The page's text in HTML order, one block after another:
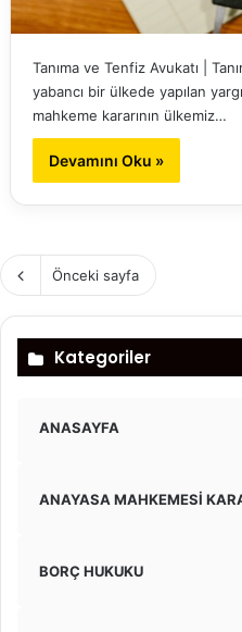
Tanıma ve Tenfiz Avukatı |
yabancı bir ülkede yapılan
mahkeme kararının ülkemiz…
Devamını Oku »
Önceki sayfa
Kategoriler
ANASAYFA
ANAYASA MAHKEMESİ
BORÇ HUKUKU